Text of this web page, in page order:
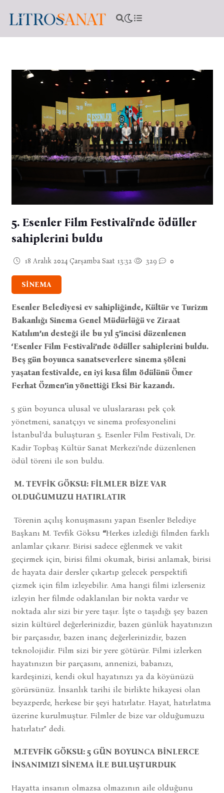
5. Esenler Film Festivali'nde ödüller
sahiplerini buldu
18 Aralık 2024 Çarşamba Saat 13:32 329 0
SİNEMA
Esenler Belediyesi ev sahipliğinde, Kültür ve Turizm
Bakanlığı Sinema Genel Müdürlüğü ve Ziraat
Katılım’ın desteği ile bu yıl 5’incisi düzenlenen
‘Esenler Film Festivali’nde ödüller sahiplerini buldu.
Beş gün boyunca sanatseverlere sinema şöleni
yaşatan festivalde, en iyi kısa film ödülünü Ömer
Ferhat Özmen’in yönettiği Eksi Bir kazandı.
5 gün boyunca ulusal ve uluslararası pek çok
yönetmeni, sanatçıyı ve sinema profesyonelini
İstanbul’da buluşturan 5. Esenler Film Festivali, Dr.
Kadir Topbaş Kültür Sanat Merkezi’nde düzenlenen
ödül töreni ile son buldu.
M. TEVFİK GÖKSU: FİLMLER BİZE VAR
OLDUĞUMUZU HATIRLATIR
Törenin açılış konuşmasını yapan Esenler Belediye
Başkanı M. Tevfik Göksu “Herkes izlediği filmden farklı
anlamlar çıkarır. Birisi sadece eğlenmek ve vakit
geçirmek için, birisi filmi okumak, birisi anlamak, birisi
de hayata dair dersler çıkartıp gelecek perspektifi
çizmek için film izleyebilir. Ama hangi filmi izlerseniz
izleyin her filmde odaklanılan bir nokta vardır ve
noktada alır sizi bir yere taşır. İşte o taşıdığı şey bazen
sizin kültürel değerlerinizdir, bazen günlük hayatınızın
bir parçasıdır, bazen inanç değerlerinizdir, bazen
teknolojidir. Film sizi bir yere götürür. Filmi izlerken
hayatınızın bir parçasını, annenizi, babanızı,
kardeşinizi, kendi okul hayatınızı ya da köyünüzü
görürsünüz. İnsanlık tarihi ile birlikte hikayesi olan
beyazperde, herkese bir şeyi hatırlatır. Hayat, hatırlatma
üzerine kurulmuştur. Filmler de bize var olduğumuzu
hatırlatır” dedi.
M.TEVFİK GÖKSU: 5 GÜN BOYUNCA BİNLERCE
İNSANIMIZI SİNEMA İLE BULUŞTURDUK
Hayatta insanın olmazsa olmazının aile olduğunu